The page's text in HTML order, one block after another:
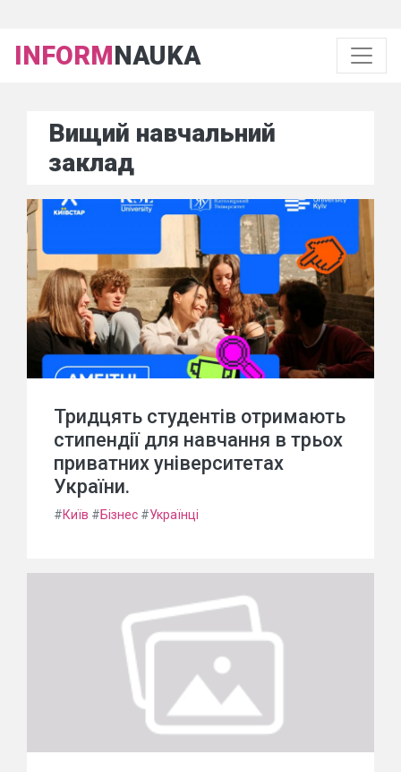
INFORMNAUKA
Вищий навчальний
заклад
Тридцять студентів отримають
стипендії для навчання в трьох
приватних університетах
України.
#Київ #Бізнес #Українці